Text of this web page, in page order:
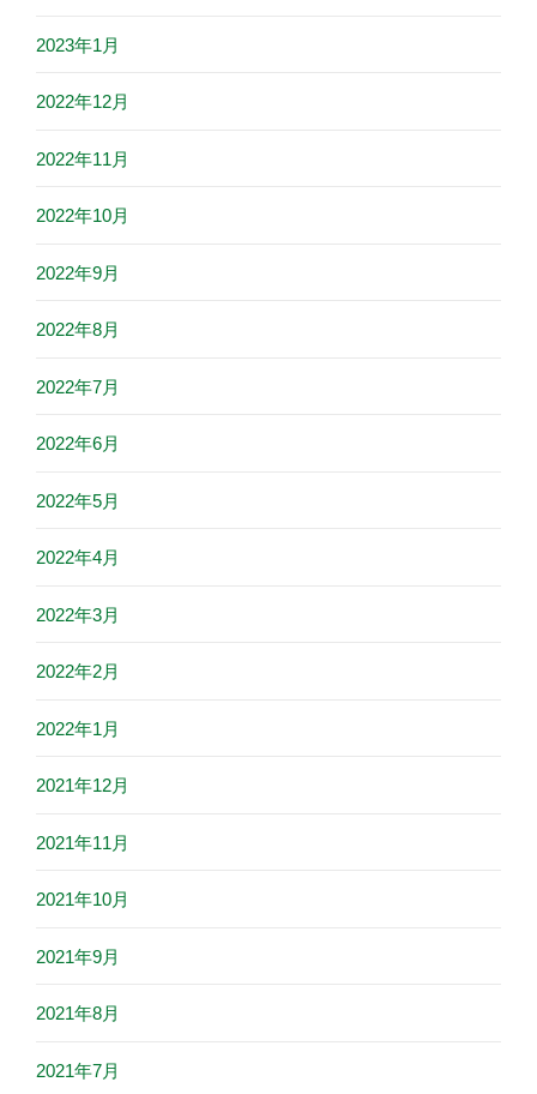
2023年1月
2022年12月
2022年11月
2022年10月
2022年9月
2022年8月
2022年7月
2022年6月
2022年5月
2022年4月
2022年3月
2022年2月
2022年1月
2021年12月
2021年11月
2021年10月
2021年9月
2021年8月
2021年7月